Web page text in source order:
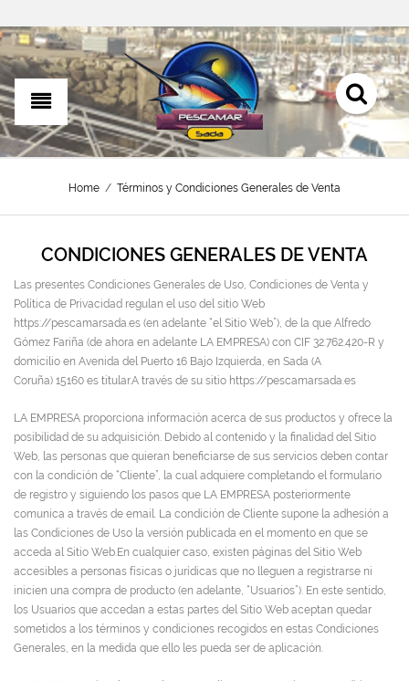
Home / Términos y Condiciones Generales de Venta
CONDICIONES GENERALES DE VENTA
Las presentes Condiciones Generales de Uso, Condiciones de Venta y
Política de Privacidad regulan el uso del sitio Web
https://pescamarsada.es (en adelante “el Sitio Web”), de la que Alfredo
Gómez Fariña (de ahora en adelante LA EMPRESA) con CIF 32.762.420-R y
domicilio en Avenida del Puerto 16 Bajo Izquierda, en Sada (A
Coruña) 15160 es titular.A través de su sitio https://pescamarsada.es
LA EMPRESA proporciona información acerca de sus productos y ofrece la
posibilidad de su adquisición. Debido al contenido y la finalidad del Sitio
Web, las personas que quieran beneficiarse de sus servicios deben contar
con la condición de “Cliente”, la cual adquiere completando el formulario
de registro y siguiendo los pasos que LA EMPRESA posteriormente
comunica a través de email. La condición de Cliente supone la adhesión a
las Condiciones de Uso la versión publicada en el momento en que se
acceda al Sitio Web.En cualquier caso, existen páginas del Sitio Web
accesibles a personas físicas o jurídicas que no lleguen a registrarse ni
inicien una compra de producto (en adelante, “Usuarios”). En este sentido,
los Usuarios que accedan a estas partes del Sitio Web aceptan quedar
sometidos a los términos y condiciones recogidos en estas Condiciones
Generales, en la medida que ello les pueda ser de aplicación.